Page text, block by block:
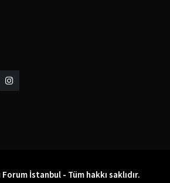
İstanbul - Tüm hakkı saklıdır.